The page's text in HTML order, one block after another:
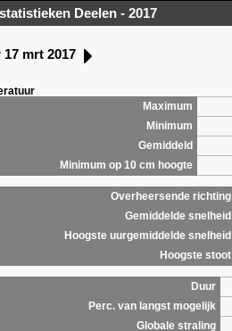
Deelen - 2017
17 mrt 2017
Maximum
Minimum
Gemiddeld
Minimum op 10 cm hoogte
Overheersende richting
Gemiddelde snelheid
Hoogste uurgemiddelde snelheid
Hoogste stoot
Duur
Perc. van langst mogelijk
Globale straling